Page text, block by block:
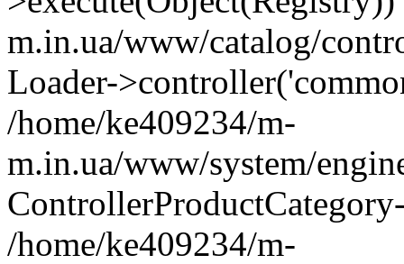
m.in.ua/www/catalog/
Loader-
/home/ke409234/m-
m.in.ua/www/system/
/home/ke409234/m-